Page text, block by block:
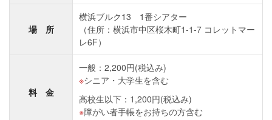
場 所
横浜ブルク13 1番シアター
（住所：横浜市中区桜木町1-1-7 コレットマー
レ6F）
料 金
一般：2,200円(税込み)
シニア・大学生を含む
高校生以下：1,200円(税込み)
障がい者手帳をお持ちの方含む